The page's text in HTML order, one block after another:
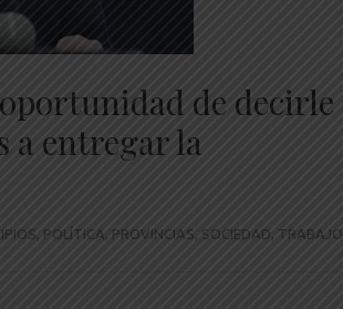
de decirle
a entregar la
, POLÍTICA, PROVINCIAS SOCIEDAD, TRABAJO